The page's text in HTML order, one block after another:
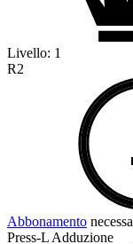
Livello: 1
R2
Abbonamento
Press-L Adduzione